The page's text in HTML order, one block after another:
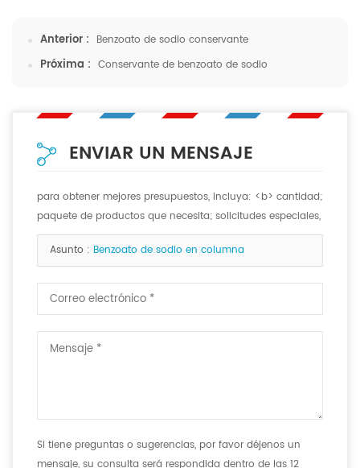
Anterior : Benzoato de sodio conservante
Próxima : Conservante de benzoato de sodio
ENVIAR UN MENSAJE
para obtener mejores presupuestos, incluya: <b> cantidad;
paquete de productos que necesita; solicitudes especiales,
si las hay. <b>
Asunto : Benzoato de sodio en columna
Si tiene preguntas o sugerencias, por favor déjenos un
mensaje, su consulta será respondida dentro de las 12